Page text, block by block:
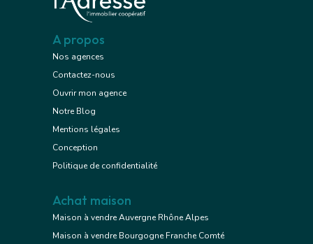
A propos
Nos agences
Contactez-nous
Ouvrir mon agence
Notre Blog
Mentions légales
Conception
Politique de confidentialité
Achat maison
Maison à vendre Auvergne Rhône Alpes
Maison à vendre Bourgogne Franche Comté